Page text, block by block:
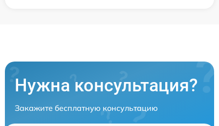
Нужна консультация?
Закажите бесплатную консультацию